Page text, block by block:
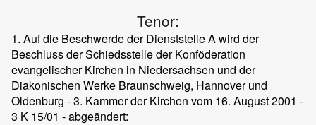
Tenor:
1. Auf die Beschwerde der Dienststelle A wird der
Beschluss der Schiedsstelle der Konföderation
evangelischer Kirchen in Niedersachsen und der
Diakonischen Werke Braunschweig, Hannover und
Oldenburg - 3. Kammer der Kirchen vom 16. August 2001 -
3 K 15/01 - abgeändert: